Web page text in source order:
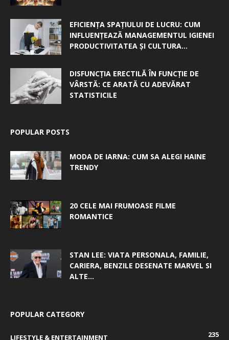
EFICIENȚA SPAȚIULUI DE LUCRU: CUM
INFLUENȚEAZĂ MANAGEMENTUL IGIENEI
PRODUCTIVITATEA ȘI CULTURA...
DISFUNCȚIA ERECTILĂ ÎN FUNCȚIE DE
VÂRSTĂ: CE ARATĂ CU ADEVĂRAT
STATISTICILE
POPULAR POSTS
MODA DE IARNA: CUM SA ALEGI HAINE
TRENDY
20 CELE MAI FRUMOASE FILME
ROMANTICE
STAN LEE: VIATA PERSONALA, FAMILIE,
CARIERA, BENZILE DESENATE MARVEL SI
ALTE...
POPULAR CATEGORY
LIFESTYLE & ENTERTAINMENT
235